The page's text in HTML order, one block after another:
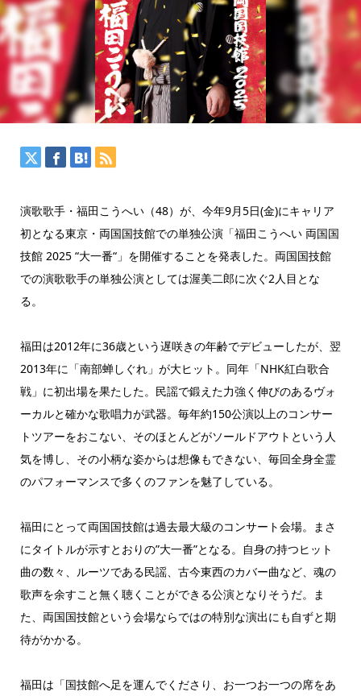
演歌歌手・福田こうへい（48）が、今年9月5日(金)にキャリア
初となる東京・両国国技館での単独公演「福田こうへい 両国国
技館 2025 “大一番“」を開催することを発表した。両国国技館
での演歌歌手の単独公演としては渥美二郎に次ぐ2人目とな
る。
福田は2012年に36歳という遅咲きの年齢でデビューしたが、翌
2013年に「南部蝉しぐれ」が大ヒット。同年「NHK紅白歌合
戦」に初出場を果たした。民謡で鍛えた力強く伸びのあるヴォ
ーカルと確かな歌唱力が武器。毎年約150公演以上のコンサー
トツアーをおこない、そのほとんどがソールドアウトという人
気を博し、その小柄な姿からは想像もできない、毎回全身全霊
のパフォーマンスで多くのファンを魅了している。
福田にとって両国国技館は過去最大級のコンサート会場。まさ
にタイトルが示すとおりの”大一番”となる。自身の持つヒット
曲の数々、ルーツである民謡、古今東西のカバー曲など、魂の
歌声を余すこと無く聴くことができる公演となりそうだ。ま
た、両国国技館という会場ならではの特別な演出にも自ずと期
待がかかる。
福田は「国技館へ足を運んでくださり、お一つお一つの席をあ